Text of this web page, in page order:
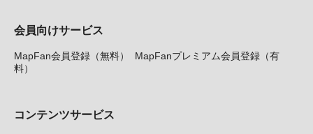
会員向けサービス
MapFan会員登録（無料）
MapFanプレミアム会員登録（有
料）
コンテンツサービス